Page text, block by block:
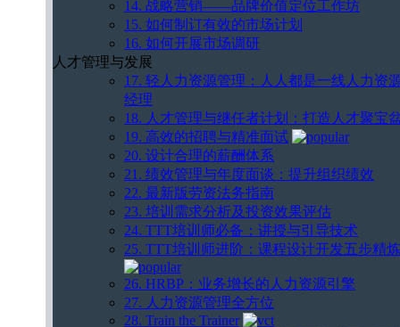
14. 战略营销——品牌价值定位工作坊
15. 如何制订有效的市场计划
16. 如何开展市场调研
人才管理与发展
17. 轻人力资源管理：人人都是一线人力资
经理
18. 人才管理与继任者计划：打造人才聚宝
19. 高效的招聘与精准面试
20. 设计合理的薪酬体系
21. 绩效管理与年度面谈：提升组织绩效
22. 最新版劳资法务指南
23. 培训需求分析及投资效果评估
24. TTT培训师必备：讲授与引导技术
25. TTT培训师进阶：课程设计开发五步精炼
26. HRBP：业务增长的人力资源引擎
27. 人力资源管理全方位
28. Train the Trainer